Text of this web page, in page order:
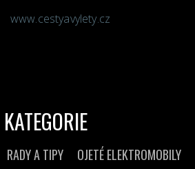
www.cestyavylety.cz
KATEGORIE
RADY A TIPY OJETÉ ELEKTROMOBILY